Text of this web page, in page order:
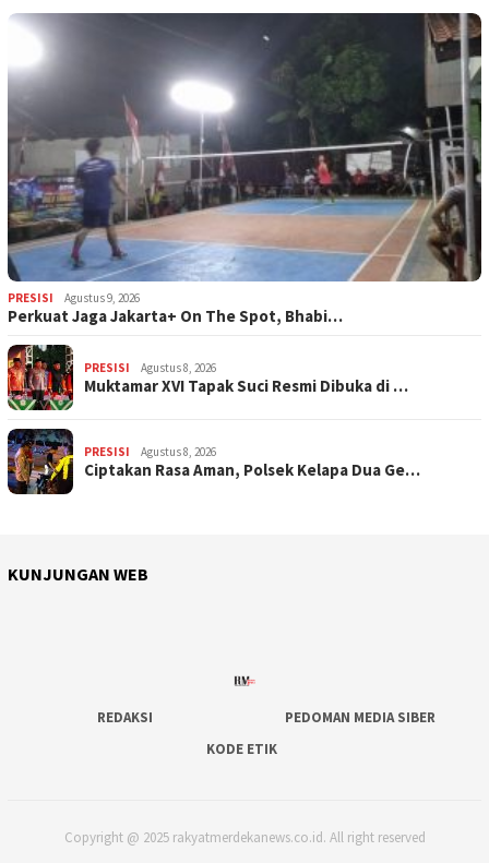
PRESISI Agustus 9, 2026
Perkuat Jaga Jakarta+ On The Spot, Bhabi…
PRESISI Agustus 8, 2026
Muktamar XVI Tapak Suci Resmi Dibuka di …
PRESISI Agustus 8, 2026
Ciptakan Rasa Aman, Polsek Kelapa Dua Ge…
KUNJUNGAN WEB
REDAKSI
PEDOMAN MEDIA SIBER
KODE ETIK
Copyright @ 2025 rakyatmerdekanews.co.id. All right reserved